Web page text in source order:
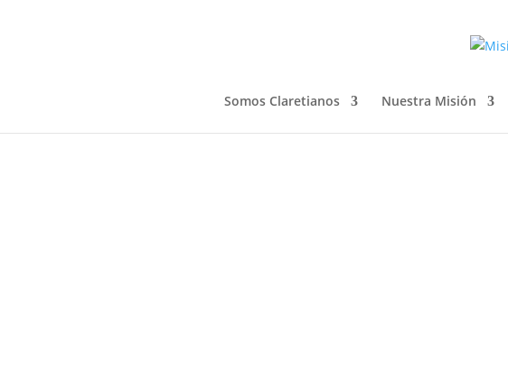
Somos Claretianos Nuestra Misión